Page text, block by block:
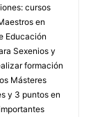
cursos
en
Educación
Sexenios y
formación
Másteres
y 3 puntos en